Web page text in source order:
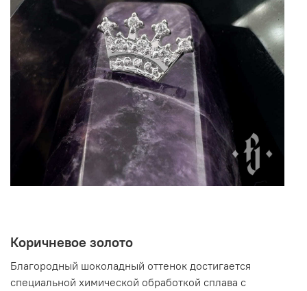
Коричневое золото
Благородный шоколадный оттенок достигается
специальной химической обработкой сплава с